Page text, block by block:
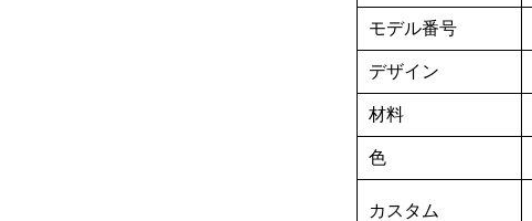
モデル番号
デザイン
材料
色
カスタム